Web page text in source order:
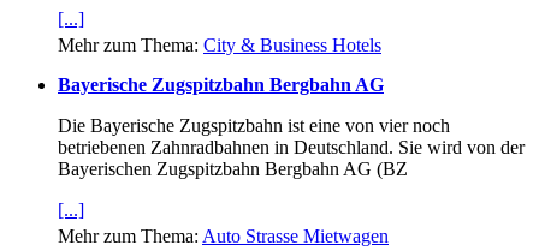
[...]
Mehr zum Thema: City & Business Hotels
Bayerische Zugspitzbahn Bergbahn AG
Die Bayerische Zugspitzbahn ist eine von vier noch
betriebenen Zahnradbahnen in Deutschland. Sie wird von der
Bayerischen Zugspitzbahn Bergbahn AG (BZ
[...]
Mehr zum Thema: Auto Strasse Mietwagen